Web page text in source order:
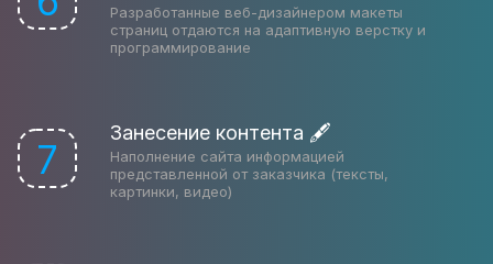
Разработанные веб-дизайнером макеты
страниц отдаются на адаптивную верстку и
программирование
7
Занесение контента 🖋
Наполнение сайта информацией
представленной от заказчика (тексты,
картинки, видео)